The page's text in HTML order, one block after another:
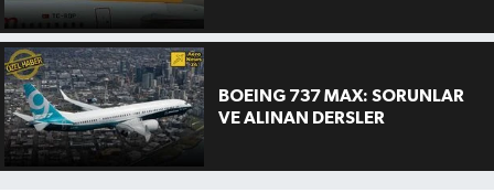
BOEING 737 MAX: SORUNLAR
VE ALINAN DERSLER